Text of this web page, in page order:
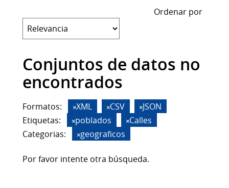
Ordenar por
Conjuntos de datos no
encontrados
Formatos: XML CSV
JSON
Etiquetas:
poblados
Calles
Categorias:
geograficos
Por favor intente otra búsqueda.